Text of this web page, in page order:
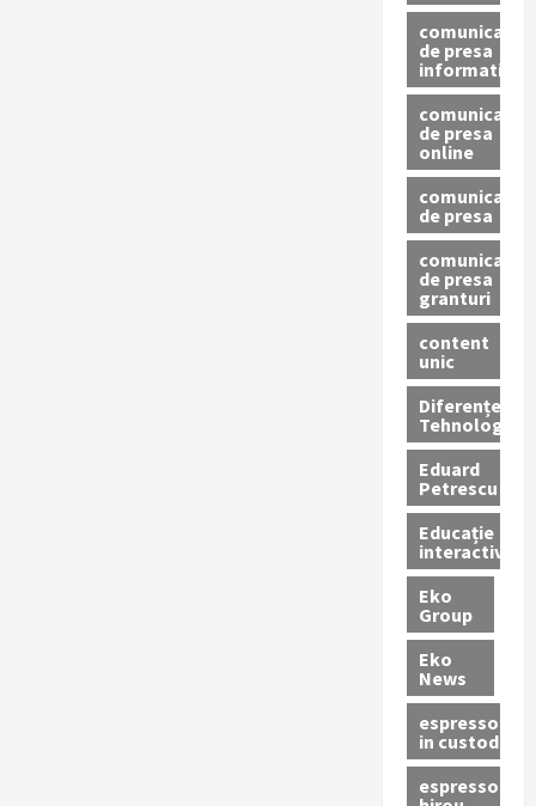
comunicat
de presa
informativ
comunicat
de presa
online
comunicate
de presa
comunicate
de presa
granturi
content
unic
Diferențe
Tehnologice
Eduard
Petrescu
Educație
interactivă
Eko
Group
Eko
News
espressoare
in custodie
espressor